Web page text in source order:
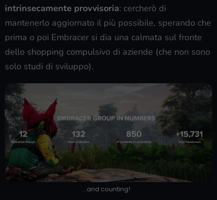
intrinsecamente provvisoria: cercherò di
mantenerlo aggiornato il più possibile, sperando che
prima o poi Embracer si dia una calmata sul fronte
dello shopping compulsivo di aziende (che non sono
solo studi di sviluppo).
…and counting!